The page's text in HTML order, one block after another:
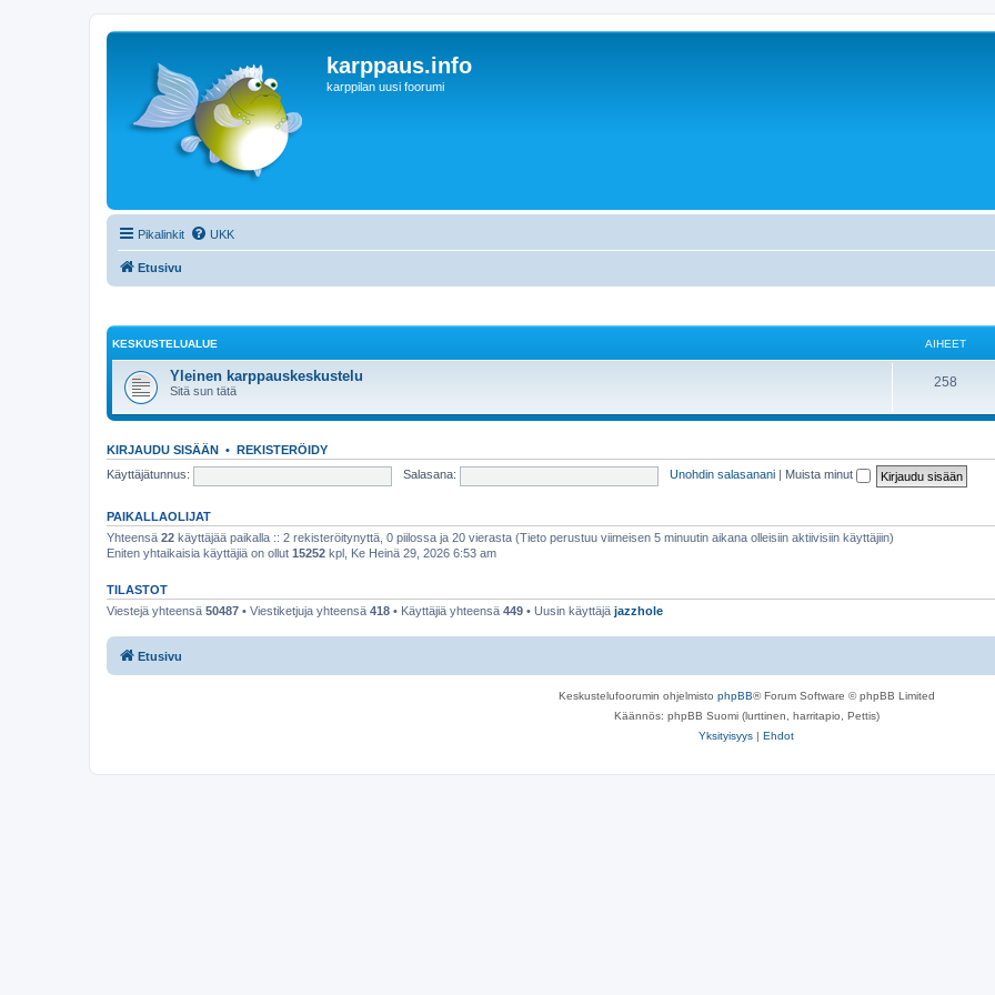
karppaus.info
karppilan uusi foorumi
Pikalinkit UKK
Etusivu
KESKUSTELUALUE AIHEET
Yleinen karppauskeskustelu
Sitä sun tätä
258
KIRJAUDU SISÄÄN • REKISTERÖIDY
Käyttäjätunnus:
Salasana: Unohdin salasanani Muista minut
PAIKALLAOLIJAT
Yhteensä 22 käyttäjää paikalla :: 2 rekisteröitynyttä, 0 piilossa ja 20 vierasta (Tieto perustuu viimeisen 5 minuutin aikana olleisiin aktiivisiin käyttäjiin)
Eniten yhtaikaisia käyttäjiä on ollut 15252 kpl, Ke Heinä 29, 2026 6:53 am
TILASTOT
Viestejä yhteensä 50487 • Viestiketjuja yhteensä 418 • Käyttäjiä yhteensä 449 • Uusin käyttäjä jazzhole
Etusivu
Keskustelufoorumin ohjelmisto phpBB® Forum Software © phpBB Limited
Käännös: phpBB Suomi (lurttinen, harritapio, Pettis)
Yksityisyys | Ehdot